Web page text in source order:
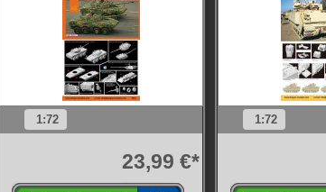
1:72
23,99 €*
1:72